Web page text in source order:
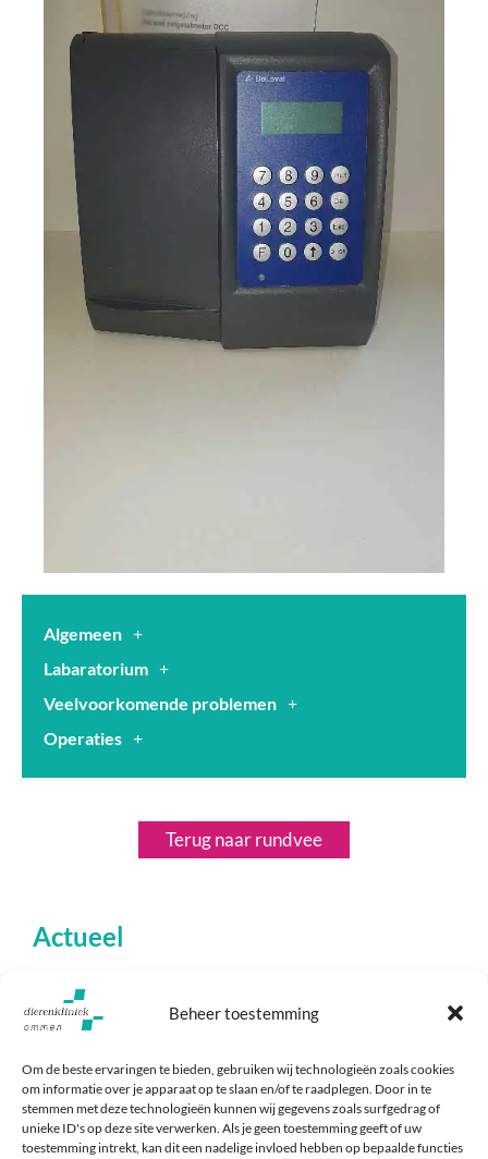
Beheer toestemming
Om de beste ervaringen te bieden, gebruiken wij technologieën zoals cookies
om informatie over je apparaat op te slaan en/of te raadplegen. Door in te
stemmen met deze technologieën kunnen wij gegevens zoals surfgedrag of
unieke ID's op deze site verwerken. Als je geen toestemming geeft of uw
toestemming intrekt, kan dit een nadelige invloed hebben op bepaalde functies
Algemeen
Labaratorium
Veelvoorkomende problemen
Operaties
Terug naar rundvee
Actueel